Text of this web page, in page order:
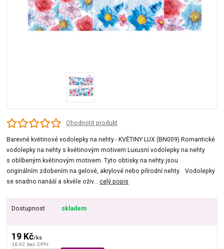
Ohodnotit produkt
Barevné květinové vodolepky na nehty - KVĚTINY LUX (BN009) Romantické
vodolepky na nehty s květinovým motivem Luxusní vodolepky na nehty
s oblíbeným květinovým motivem. Tyto obtisky na nehty jsou
originálním zdobením na gelové, akrylové nebo přírodní nehty. Vodolepky
se snadno nanáší a skvěle oživ...celý popis
Dostupnost skladem
19 Kč/ks
16 Kč bez DPH